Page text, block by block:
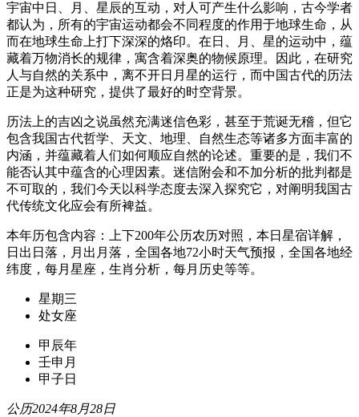
宇宙中日、月、星辰的互动，对人可产生什么影响，古今学者
都认为，所有的宇宙运动都会不同程度的作用于地球生命，从
而在地球生命上打下深深的烙印。在日、月、星的运动中，蕴
藏着万物消长的规律，寓含着深奥的物候原理。因此，在研究
人与自然的关系中，离不开日月星的运行，而中国古代的历法
正是为这种研究，提供了最好的时空背景。
历法上的吉凶之说虽然充满迷信色彩，甚至于荒诞无稽，但它
包含我国古代哲学、天文、地理、自然生态等诸多方面丰富的
内涵，并蕴藏着人们如何顺应自然的论述。重要的是，我们不
能否认其中蕴含的心理因素。迷信附会和不加分析的批判都是
不可取的，我们今天以科学态度去深入探究它，对阐明我国古
代传统文化应会有所裨益。
本年历包含内容：上下200年公历农历对照，本日星宿详解，
日出日落，月出月落，全国各地72小时天气预报，全国各地经
纬度，每月星座，生肖分析，每月历史等等。
星期三
处女座
甲辰年
壬申月
甲子日
公历2024年8月28日